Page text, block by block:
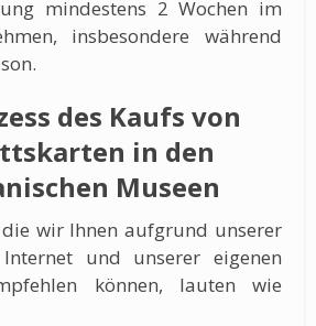
mindestens 2 Wochen im
insbesondere während
des Kaufs von
in den
Museen
wir Ihnen aufgrund unserer
und unserer eigenen
können, lauten wie